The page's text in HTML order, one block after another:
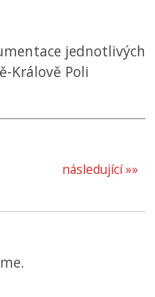
jednotlivých
Králově Poli
následující »»